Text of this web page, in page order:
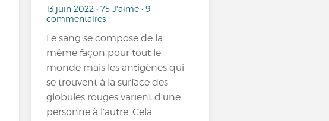
13 juin 2022 • 75 J'aime • 9
commentaires
Le sang se compose de la
même façon pour tout le
monde mais les antigènes qui
se trouvent à la surface des
globules rouges varient d’une
personne à l’autre. Cela…